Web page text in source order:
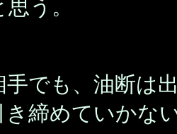
う。
手でも、油断は
締めていかな